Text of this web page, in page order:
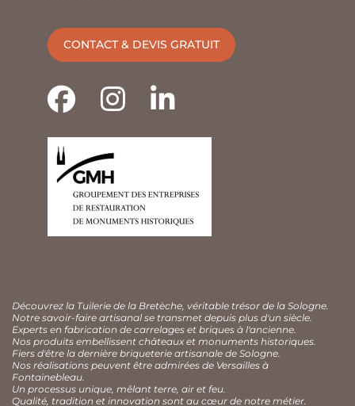
CONTACT & DEVIS GRATUIT
Découvrez la Tuilerie de la Bretèche, véritable trésor de la Sologne.
Notre savoir-faire artisanal se transmet depuis plus d'un siècle.
Experts en fabrication de carrelages et briques à l'ancienne.
Nos produits embellissent châteaux et monuments historiques.
Fiers d'être la dernière briqueterie artisanale de Sologne.
Nos réalisations peuvent être admirées de Versailles à
Fontainebleau.
Un processus unique, mêlant terre, air et feu.
Qualité, tradition et innovation sont au cœur de notre métier.